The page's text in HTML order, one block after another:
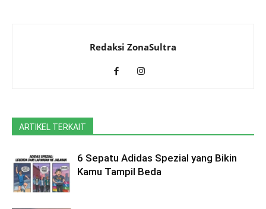
Redaksi ZonaSultra
ARTIKEL TERKAIT
6 Sepatu Adidas Spezial yang Bikin
Kamu Tampil Beda